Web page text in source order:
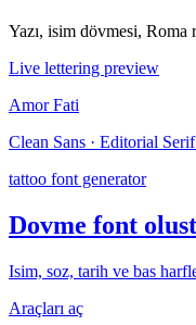
Yazı, isim dövmesi,
Live lettering preview
Amor Fati
Clean Sans · Editorial
tattoo font generator
Dovme font
Isim, soz, tarih ve bas
Araçları aç